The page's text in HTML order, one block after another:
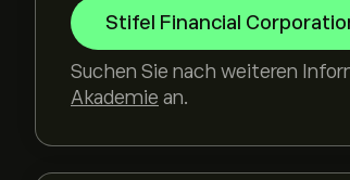
Stifel Financial
Suchen Sie nach weiteren
Akademie an.